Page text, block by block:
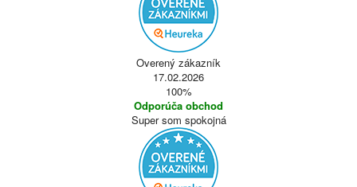
Overený zákazník
17.02.2026
100%
Odporúča obchod
Super som spokojná